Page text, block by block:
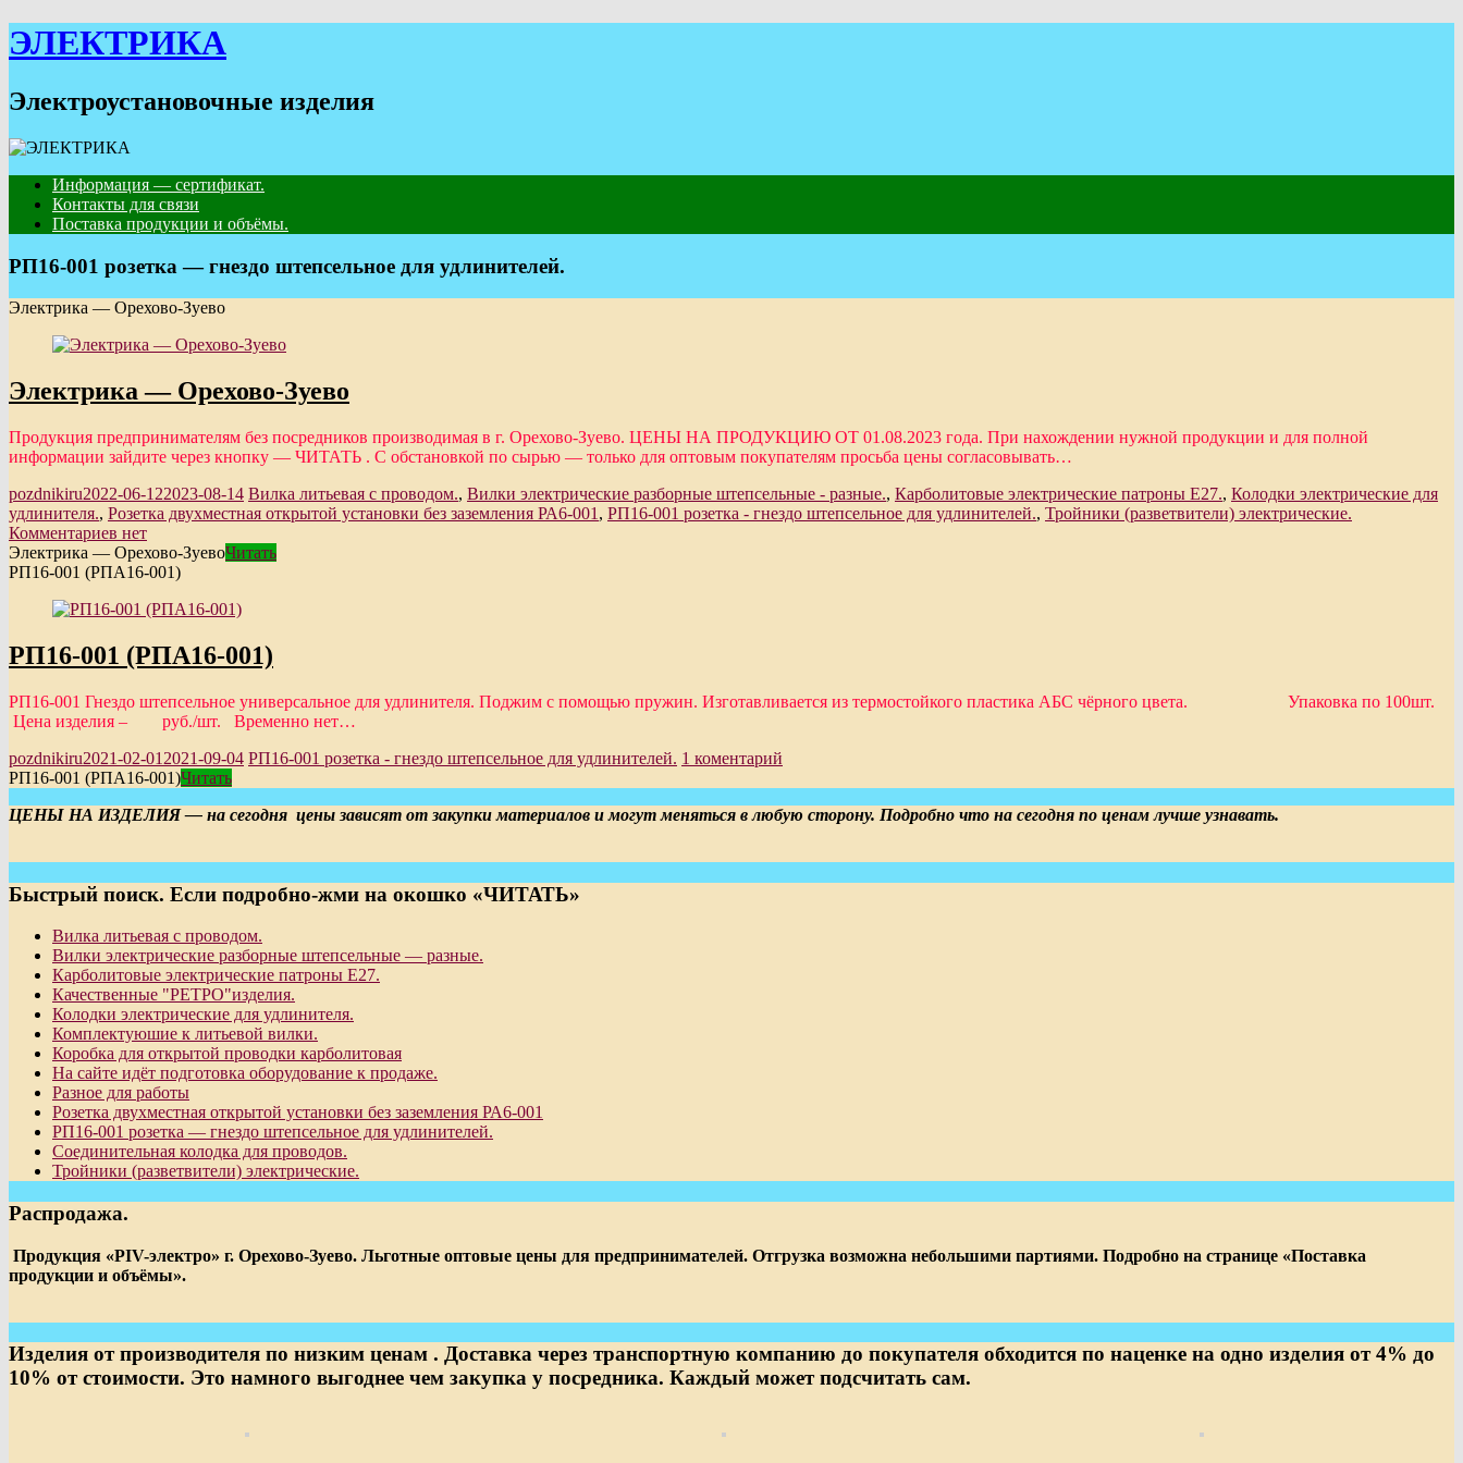
Skip
to
ЭЛЕКТРИКА
Электроустановочные изделия
Информация — сертификат.
Контакты для связи
Поставка продукции и объёмы.
РП16-001 розетка — гнездо штепсельное для удлинителей.
Электрика — Орехово-Зуево
Электрика — Орехово-Зуево
Продукция предпринимателям без посредников производимая в г. Орехово-Зуево. ЦЕНЫ НА ПРОДУКЦИЮ ОТ 01.08.2023 года. При нахождении нужной продукции и для полной
информации зайдите через кнопку — ЧИТАТЬ . С обстановкой по сырью — только для оптовым покупателям просьба цены согласовывать…
pozdnikiru2022-06-122023-08-14 Вилка литьевая с проводом., Вилки электрические разборные штепсельные - разные., Карболитовые электрические патроны Е27., Колодки электрические для
удлинителя., Розетка двухместная открытой установки без заземления РА6-001 , РП16-001 розетка - гнездо штепсельное для удлинителей., Тройники (разветвители) электрические.
Комментариев нет
Электрика — Орехово-ЗуевоЧитать
РП16-001 (РПА16-001)
РП16-001 (РПА16-001)
РП16-001 Гнездо штепсельное универсальное для удлинителя. Поджим с помощью пружин. Изготавливается из термостойкого пластика АБС чёрного цвета. Упаковка по 100шт.
Цена изделия – руб./шт. Временно нет…
pozdnikiru2021-02-01 2021-09-04 РП16-001 розетка - гнездо штепсельное для удлинителей. 1 коментарий
РП16-001 (РПА16-001)Читать
ЦЕНЫ НА ИЗДЕЛИЯ — на сегодня цены зависят от закупки материалов и могут меняться в любую сторону. Подробно что на сегодня по ценам лучше узнавать.
Быстрый поиск. Если подробно-жми на окошко «ЧИТАТЬ»
Вилка литьевая с проводом.
Вилки электрические разборные штепсельные — разные.
Карболитовые электрические патроны Е27.
Качественные "РЕТРО"изделия.
Колодки электрические для удлинителя.
Комплектуюшие к литьевой вилки.
Коробка для открытой проводки карболитовая
На сайте идёт подготовка оборудование к продаже.
Разное для работы
Розетка двухместная открытой установки без заземления РА6-001
РП16-001 розетка — гнездо штепсельное для удлинителей.
Соединительная колодка для проводов.
Тройники (разветвители) электрические.
Распродажа.
Продукция «PIV-электро» г. Орехово-Зуево. Льготные оптовые цены для предпринимателей. Отгрузка возможна небольшими партиями. Подробно на странице «Поставка
продукции и объёмы».
Изделия от производителя по низким ценам . Доставка через транспортную компанию до покупателя обходится по наценке на одно изделия от 4% до
10% от стоимости. Это намного выгоднее чем закупка у посредника. Каждый может подсчитать сам.